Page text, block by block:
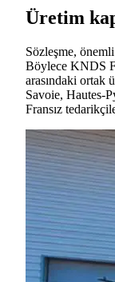
Üretim
Sözleşme,
Böylece KNDS
arasındaki ortak
Savoie, Hautes-
Fransız